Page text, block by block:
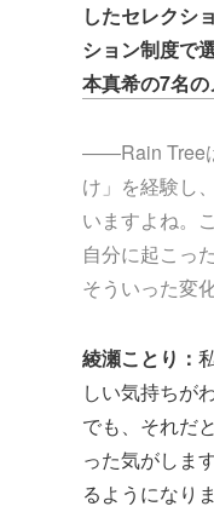
したセレクシ
ション制度で
本真希の7名
――Rain Tree
け」を経験し
いますよね。
自分に起こっ
そういった変
綾瀬ことり：
しい気持ちが
でも、それだ
った気がしま
るようになり